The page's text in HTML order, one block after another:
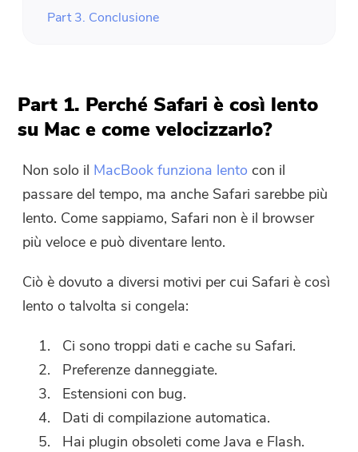
Part 3. Conclusione
Part 1. Perché Safari è così lento
su Mac e come velocizzarlo?
Non solo il MacBook funziona lento con il
passare del tempo, ma anche Safari sarebbe più
lento. Come sappiamo, Safari non è il browser
più veloce e può diventare lento.
Ciò è dovuto a diversi motivi per cui Safari è così
lento o talvolta si congela:
Ci sono troppi dati e cache su Safari.
Preferenze danneggiate.
Estensioni con bug.
Dati di compilazione automatica.
Hai plugin obsoleti come Java e Flash.